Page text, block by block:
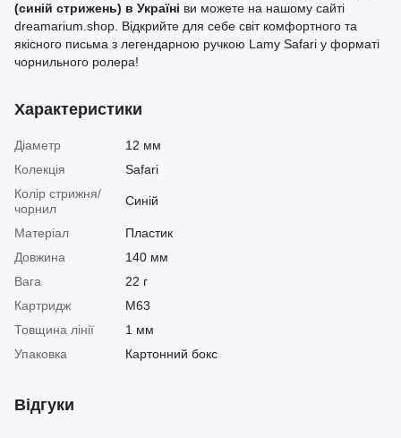
(синій стрижень) в Україні ви можете на нашому сайті
dreamarium.shop. Відкрийте для себе світ комфортного та
якісного письма з легендарною ручкою Lamy Safari у форматі
чорнильного ролера!
Характеристики
Діаметр
12 мм
Колекція
Safari
Колір стрижня/
чорнил
Синій
Матеріал
Пластик
Довжина
140 мм
Вага
22 г
Картридж
М63
Товщина лінії
1 мм
Упаковка
Картонний бокс
Відгуки